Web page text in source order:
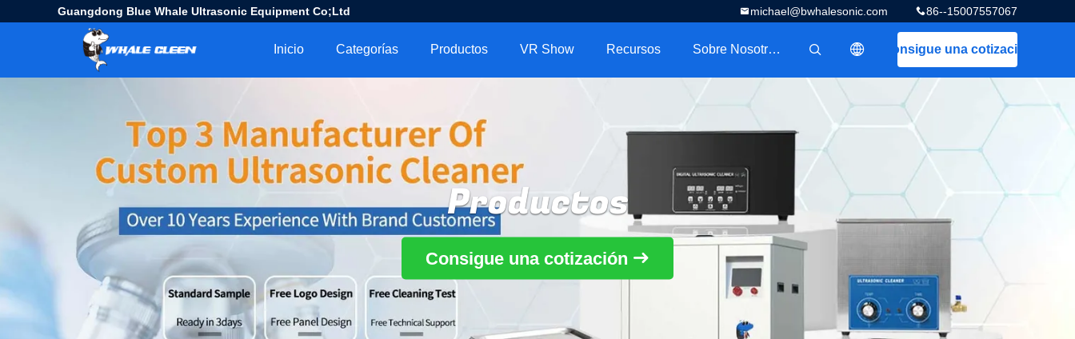
Guangdong Blue Whale Ultrasonic Equipment Co;Ltd 86--15007557067
michael@bwhalesonic.com
Consigue una cotización
描述
Inicio Categorías Productos VR Show Recursos Sobre Nosotros
Productos
Consigue una cotización